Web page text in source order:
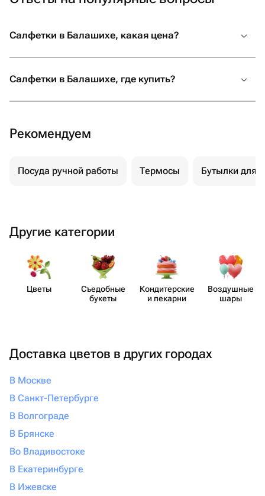
Салфетки в Балашихе, какая цена?
Салфетки в Балашихе, где купить?
Рекомендуем
Посуда ручной работы Термосы Бутылки для
Другие категории
Цветы
Съедобные
букеты
Кондит​ерские
и пекарни
Воздушные
шары
Доставка цветов в других городах
В Москве
В Санкт-Петербурге
В Волгограде
В Брянске
Во Владивостоке
В Екатеринбурге
В Ижевске